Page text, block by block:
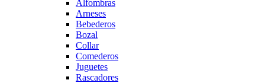
Alfombras
Arneses
Bebederos
Bozal
Collar
Comederos
Juguetes
Rascadores